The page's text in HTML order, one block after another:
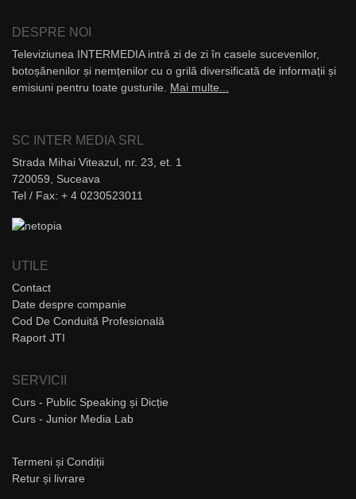
DESPRE NOI
Televiziunea INTERMEDIA intră zi de zi în casele sucevenilor,
botoșănenilor și nemțenilor cu o grilă diversificată de informații și
emisiuni pentru toate gusturile. Mai multe...
SC INTER MEDIA SRL
Strada Mihai Viteazul, nr. 23, et. 1
720059, Suceava
Tel / Fax: + 4 0230523011
UTILE
Contact
Date despre companie
Cod De Conduită Profesională
Raport JTI
SERVICII
Curs - Public Speaking și Dicție
Curs - Junior Media Lab
Termeni și Condiții
Retur și livrare